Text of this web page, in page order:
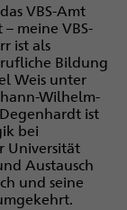
VBS-Amt
meine VBS-
ist als
Bildung
Weis unter
Wilhelm-
ist
bei
Universität
Austausch
und seine